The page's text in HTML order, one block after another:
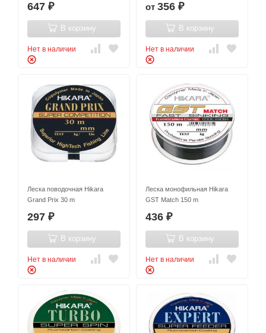
647 ₽
В корзину
Нет в наличии
от 356 ₽
В корзину
Нет в наличии
Леска поводочная Hikara
Grand Prix 30 m
297 ₽
В корзину
Нет в наличии
Леска монофильная Hikara
GST Match 150 m
436 ₽
В корзину
Нет в наличии